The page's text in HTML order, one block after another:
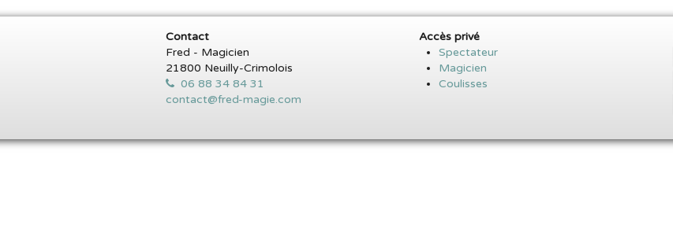
Contact
Fred - Magicien
21800 Neuilly-Crimolois
06 88 34 84 31
contact@fred-magie.com
Accès privé
Spectateur
Magicien
Coulisses